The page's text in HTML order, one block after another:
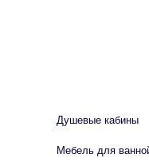
Душевые кабины
Мебель для